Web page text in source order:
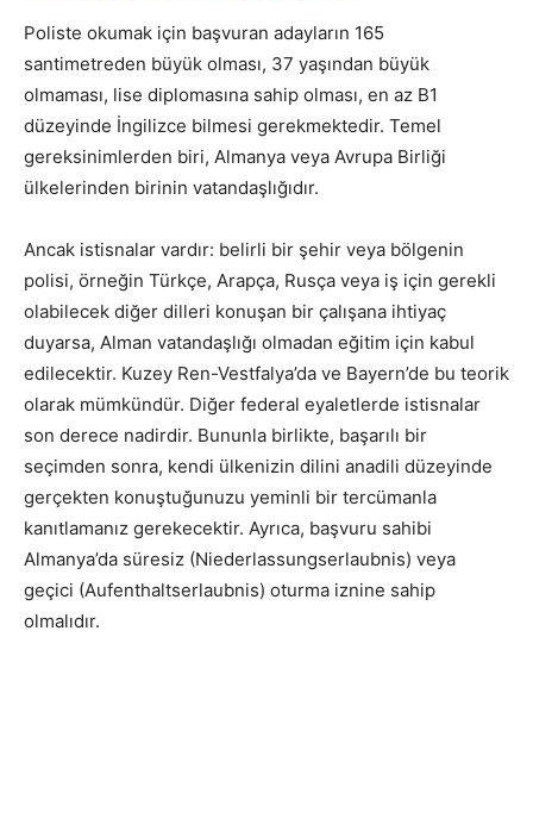
Poliste okumak için başvuran adayların 165
santimetreden büyük olması, 37 yaşından büyük
olmaması, lise diplomasına sahip olması, en az B1
düzeyinde İngilizce bilmesi gerekmektedir. Temel
gereksinimlerden biri, Almanya veya Avrupa Birliği
ülkelerinden birinin vatandaşlığıdır.
Ancak istisnalar vardır: belirli bir şehir veya bölgenin
polisi, örneğin Türkçe, Arapça, Rusça veya iş için gerekli
olabilecek diğer dilleri konuşan bir çalışana ihtiyaç
duyarsa, Alman vatandaşlığı olmadan eğitim için kabul
edilecektir. Kuzey Ren-Vestfalya’da ve Bayern’de bu teorik
olarak mümkündür. Diğer federal eyaletlerde istisnalar
son derece nadirdir. Bununla birlikte, başarılı bir
seçimden sonra, kendi ülkenizin dilini anadili düzeyinde
gerçekten konuştuğunuzu yeminli bir tercümanla
kanıtlamanız gerekecektir. Ayrıca, başvuru sahibi
Almanya’da süresiz (Niederlassungserlaubnis) veya
geçici (Aufenthaltserlaubnis) oturma iznine sahip
olmalıdır.